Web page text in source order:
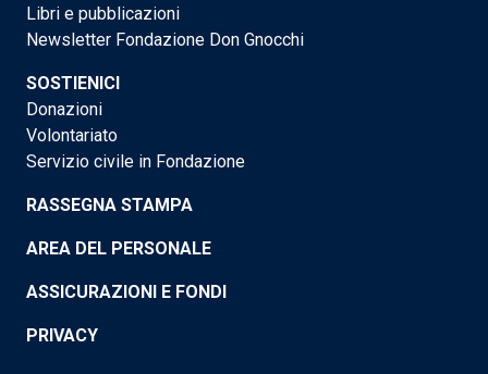
Libri e pubblicazioni
Newsletter Fondazione Don Gnocchi
SOSTIENICI
Donazioni
Volontariato
Servizio civile in Fondazione
RASSEGNA STAMPA
AREA DEL PERSONALE
ASSICURAZIONI E FONDI
PRIVACY